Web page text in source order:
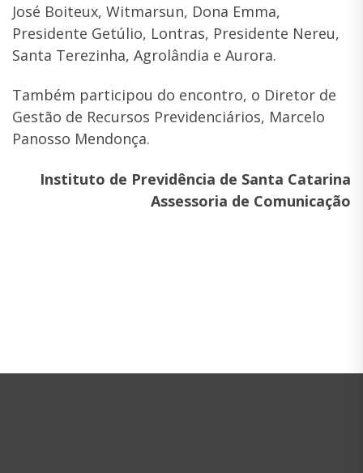
José Boiteux, Witmarsun, Dona Emma,
Presidente Getúlio, Lontras, Presidente Nereu,
Santa Terezinha, Agrolândia e Aurora.
Também participou do encontro, o Diretor de
Gestão de Recursos Previdenciários, Marcelo
Panosso Mendonça.
Instituto de Previdência de Santa Catarina
Assessoria de Comunicação